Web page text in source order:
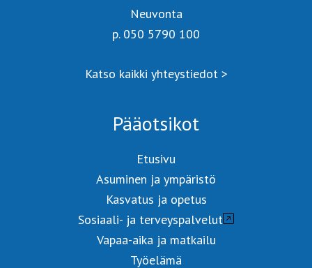
Neuvonta
p. 050 5790 100
Katso kaikki yhteystiedot >
Pääotsikot
Etusivu
Asuminen ja ympäristö
Kasvatus ja opetus
Sosiaali- ja terveyspalvelut
Vapaa-aika ja matkailu
Työelämä